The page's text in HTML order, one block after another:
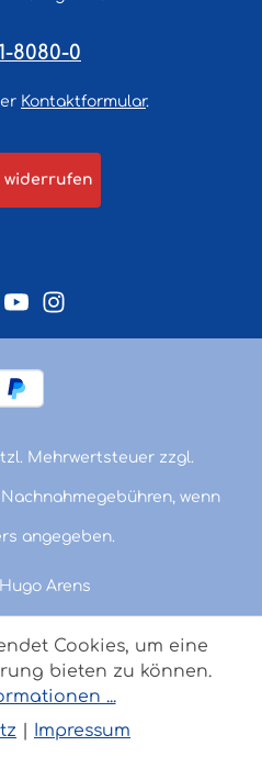
8080-0
Kontaktformular.
widerrufen
Arens
Mehrwertsteuer zzgl.
wenn
angegeben.
Cookies, um eine
bieten zu können.
...
Impressum